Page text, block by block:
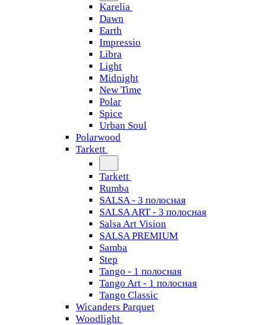
Karelia
Dawn
Earth
Impressio
Libra
Light
Midnight
New Time
Polar
Spice
Urban Soul
Polarwood
Tarkett
Tarkett
Rumba
SALSA - 3 полосная
SALSA ART - 3 полосная
Salsa Art Vision
SALSA PREMIUM
Samba
Step
Tango - 1 полосная
Tango Art - 1 полосная
Tango Classiс
Wicanders Parquet
Woodlight